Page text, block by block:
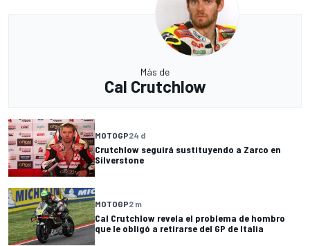
Más de
Cal Crutchlow
MOTOGP24 d
Crutchlow seguirá sustituyendo a Zarco en
Silverstone
MOTOGP2 m
Cal Crutchlow revela el problema de hombro
que le obligó a retirarse del GP de Italia